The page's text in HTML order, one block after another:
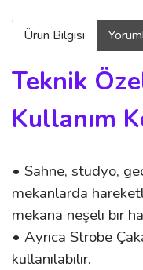
Ürün Bilgisi
Teknik
Kullanım
• Sahne, stüdyo,
mekanlarda
mekana neşeli bir
• Ayrıca Strobe
kullanılabilir.